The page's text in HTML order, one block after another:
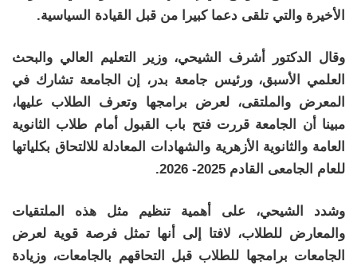
الأخيرة والتي تلقى دعما كبيرا من قبل القيادة السياسية.
وقال الدكتور أشرف الشيحي، وزير التعليم العالي والبحث
العلمي الأسبق، ورئيس جامعة بدر، إن الجامعة تشارك في
المعرض والملتقى، لعرض برامجها وتعرف الطلاب عليها،
مبينا أن الجامعة قررت فتح باب القبول أمام طلاب الثانوية
العامة والثانوية الأزهرية والشهادات المعادلة للالتحاق بكلياتها
للعام الجامعى القادم 2025- 2026.
وشدد الشيحي، على أهمية تنظيم مثل هذه الملتقيات
والمعارض للطلاب، لافتا إلى أنها تمثل فرصة قوية لعرض
الجامعات برامجها للطلاب قبل التحاقهم بالجامعات، وزيادة